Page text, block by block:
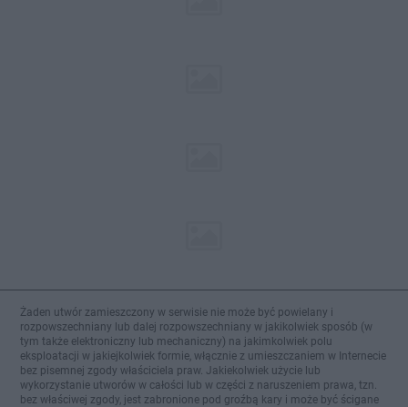
Żaden utwór zamieszczony w serwisie nie może być powielany i
rozpowszechniany lub dalej rozpowszechniany w jakikolwiek sposób (w
tym także elektroniczny lub mechaniczny) na jakimkolwiek polu
eksploatacji w jakiejkolwiek formie, włącznie z umieszczaniem w Internecie
bez pisemnej zgody właściciela praw. Jakiekolwiek użycie lub
wykorzystanie utworów w całości lub w części z naruszeniem prawa, tzn.
bez właściwej zgody, jest zabronione pod groźbą kary i może być ścigane